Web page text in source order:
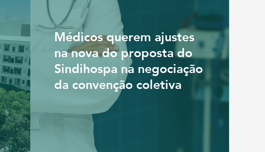
Médicos querem ajustes
na nova do proposta do
Sindihospa na negociação
da convenção coletiva